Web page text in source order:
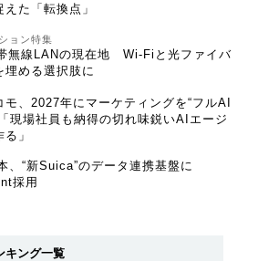
た「転換点」
ョン特集
無線LANの現在地 Wi-Fiと光ファイバ
埋める選択肢に
モ、2027年にマーケティングを“フルAI
現場社員も納得の切れ味鋭いAIエージ
」
、“新Suica”のデータ連携基盤に
採用
キング一覧